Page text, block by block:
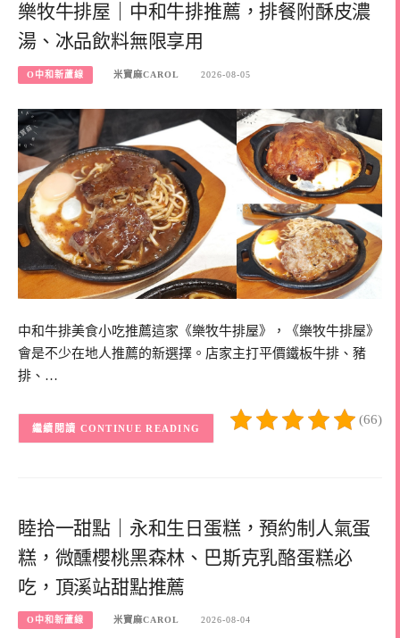
樂牧牛排屋｜中和牛排推薦，排餐附酥皮濃
湯、冰品飲料無限享用
O中和新蘆線 米寶麻CAROL 2026-08-05
中和牛排美食小吃推薦這家《樂牧牛排屋》，《樂牧牛排屋》
會是不少在地人推薦的新選擇。店家主打平價鐵板牛排、豬
排、…
(66)
CONTINUE READING
睦拾一甜點｜永和生日蛋糕，預約制人氣蛋
糕，微醺櫻桃黑森林、巴斯克乳酪蛋糕必
吃，頂溪站甜點推薦
O中和新蘆線 米寶麻CAROL 2026-08-04